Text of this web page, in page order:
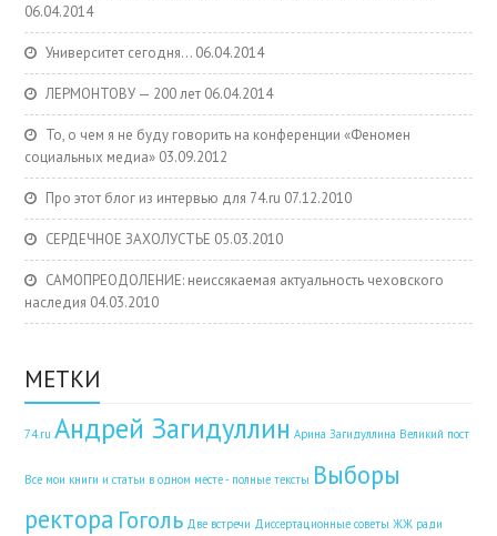
06.04.2014
Университет сегодня… 06.04.2014
ЛЕРМОНТОВУ — 200 лет 06.04.2014
То, о чем я не буду говорить на конференции «Феномен
социальных медиа» 03.09.2012
Про этот блог из интервью для 74.ru 07.12.2010
СЕРДЕЧНОЕ ЗАХОЛУСТЬЕ 05.03.2010
САМОПРЕОДОЛЕНИЕ: неиссякаемая актуальность чеховского
наследия 04.03.2010
МЕТКИ
74.ru Андрей Загидуллин Арина Загидуллина Великий пост
Все мои книги и статьи в одном месте - полные тексты Выборы
ректора Гоголь Две встречи Диссертационные советы ЖЖ ради